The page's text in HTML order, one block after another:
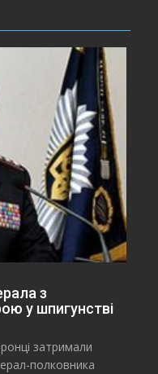
з
у шпигунстві
затримали
полковника